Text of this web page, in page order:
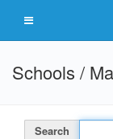
Schools /
Search